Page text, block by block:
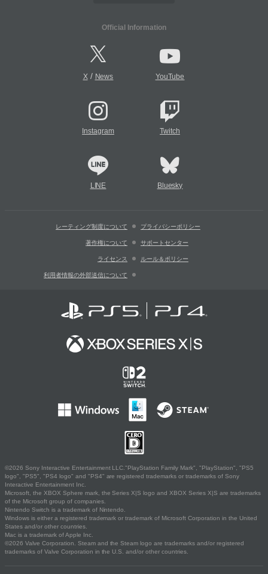
Official Information
X/ News YouTube
Instagram Twitch
LINE Bluesky
レーティング制度について プライバシーポリシー
著作権について サポートセンター
ライセンス ルール＆ポリシー
利用者情報の外部送信について
©2026 Sony Interactive Entertainment LLC."PlayStation Family Mark", "PlayStation", "PS5
logo", "PS5", "PS4 logo" and "PS4" are registered trademarks or trademarks of Sony
Interactive Entertainment Inc.
Microsoft, the XBOX Sphere mark, the Series X|S logo and XBOX Series X|S are trademarks
of the Microsoft group of companies.
Nintendo Switch is a trademark of Nintendo.
Windows is either a registered trademark or trademark of Microsoft Corporation in the United
States and/or other countries.
Mac is a trademark of Apple Inc.
©2026 Valve Corporation. Steam and the Steam logo are trademarks and/or registered
trademarks of Valve Corporation in the U.S. and/or other countries.